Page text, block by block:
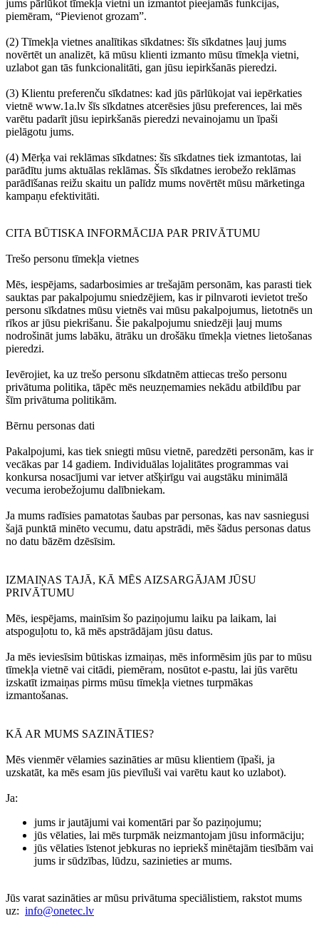
jums pārlūkot tīmekļa vietni un izmantot pieejamās funkcijas,
piemēram, “Pievienot grozam”.
(2) Tīmekļa vietnes analītikas sīkdatnes: šīs sīkdatnes ļauj jums
novērtēt un analizēt, kā mūsu klienti izmanto mūsu tīmekļa vietni,
uzlabot gan tās funkcionalitāti, gan jūsu iepirkšanās pieredzi.
(3) Klientu preferenču sīkdatnes: kad jūs pārlūkojat vai iepērkaties
vietnē www.1a.lv šīs sīkdatnes atcerēsies jūsu preferences, lai mēs
varētu padarīt jūsu iepirkšanās pieredzi nevainojamu un īpaši
pielāgotu jums.
(4) Mērķa vai reklāmas sīkdatnes: šīs sīkdatnes tiek izmantotas, lai
parādītu jums aktuālas reklāmas. Šīs sīkdatnes ierobežo reklāmas
parādīšanas reižu skaitu un palīdz mums novērtēt mūsu mārketinga
kampaņu efektivitāti.
CITA BŪTISKA INFORMĀCIJA PAR PRIVĀTUMU
Trešo personu tīmekļa vietnes
Mēs, iespējams, sadarbosimies ar trešajām personām, kas parasti tiek
sauktas par pakalpojumu sniedzējiem, kas ir pilnvaroti ievietot trešo
personu sīkdatnes mūsu vietnēs vai mūsu pakalpojumus, lietotnēs un
rīkos ar jūsu piekrišanu. Šie pakalpojumu sniedzēji ļauj mums
nodrošināt jums labāku, ātrāku un drošāku tīmekļa vietnes lietošanas
pieredzi.
Ievērojiet, ka uz trešo personu sīkdatnēm attiecas trešo personu
privātuma politika, tāpēc mēs neuzņemamies nekādu atbildību par
šīm privātuma politikām.
Bērnu personas dati
Pakalpojumi, kas tiek sniegti mūsu vietnē, paredzēti personām, kas ir
vecākas par 14 gadiem. Individuālas lojalitātes programmas vai
konkursa nosacījumi var ietver atšķirīgu vai augstāku minimālā
vecuma ierobežojumu dalībniekam.
Ja mums radīsies pamatotas šaubas par personas, kas nav sasniegusi
šajā punktā minēto vecumu, datu apstrādi, mēs šādus personas datus
no datu bāzēm dzēsīsim.
IZMAIŅAS TAJĀ, KĀ MĒS AIZSARGĀJAM JŪSU
PRIVĀTUMU
Mēs, iespējams, mainīsim šo paziņojumu laiku pa laikam, lai
atspoguļotu to, kā mēs apstrādājam jūsu datus.
Ja mēs ieviesīsim būtiskas izmaiņas, mēs informēsim jūs par to mūsu
tīmekļa vietnē vai citādi, piemēram, nosūtot e-pastu, lai jūs varētu
izskatīt izmaiņas pirms mūsu tīmekļa vietnes turpmākas
izmantošanas.
KĀ AR MUMS SAZINĀTIES?
Mēs vienmēr vēlamies sazināties ar mūsu klientiem (īpaši, ja
uzskatāt, ka mēs esam jūs pievīluši vai varētu kaut ko uzlabot).
Ja:
jums ir jautājumi vai komentāri par šo paziņojumu;
jūs vēlaties, lai mēs turpmāk neizmantojam jūsu informāciju;
jūs vēlaties īstenot jebkuras no iepriekš minētajām tiesībām vai
jums ir sūdzības, lūdzu, sazinieties ar mums.
Jūs varat sazināties ar mūsu privātuma speciālistiem, rakstot mums
uz: info@onetec.lv